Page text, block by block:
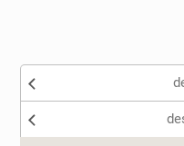
Nenhum dos sinônimos